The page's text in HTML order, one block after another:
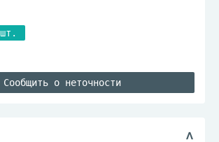
Сообщить о неточности